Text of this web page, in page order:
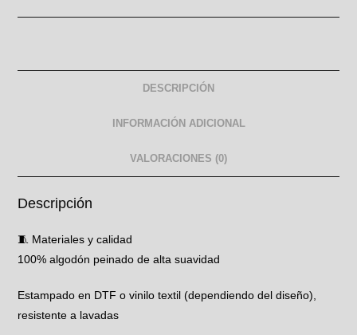
DESCRIPCIÓN
INFORMACIÓN ADICIONAL
VALORACIONES (0)
Descripción
🧵 Materiales y calidad
100% algodón peinado de alta suavidad
Estampado en DTF o vinilo textil (dependiendo del diseño),
resistente a lavadas